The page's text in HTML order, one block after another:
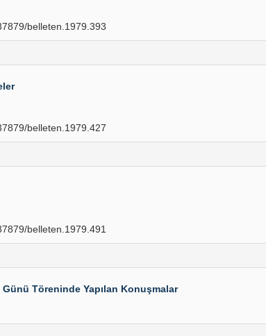
belleten.1979.393
belleten.1979.427
belleten.1979.491
Töreninde Yapılan Konuşmalar